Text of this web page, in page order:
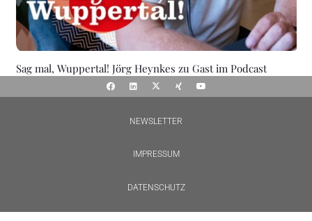
Sag mal, Wuppertal! Jörg Heynkes zu Gast im Podcast
NEWSLETTER
IMPRESSUM
DATENSCHUTZ